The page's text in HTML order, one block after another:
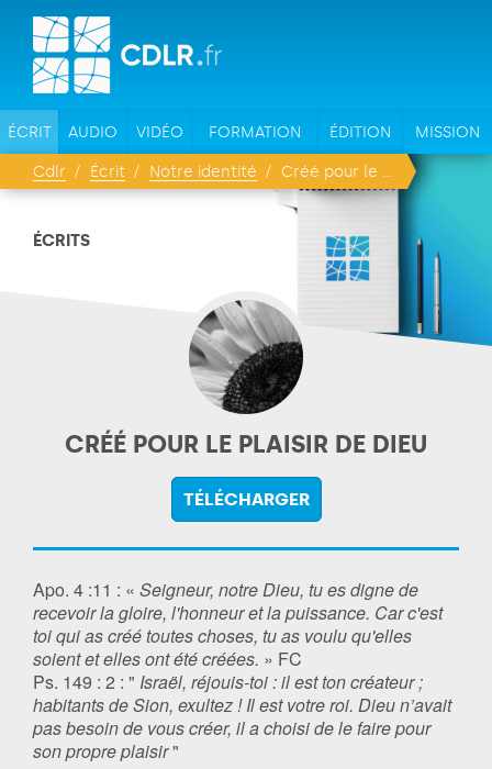
ÉCRIT AUDIO VIDÉO FORMATION ÉDITION MISSION
Cdlr Écrit Notre identité Créé pour le plaisir de Dieu
ÉCRITS
CRÉÉ POUR LE PLAISIR DE DIEU
TÉLÉCHARGER
Apo. 4 :11 : « Seigneur, notre Dieu, tu es digne de
recevoir la gloire, l'honneur et la puissance. Car c'est
toi qui as créé toutes choses, tu as voulu qu'elles
soient et elles ont été créées. » FC
Ps. 149 : 2 : " Israël, réjouis-toi : il est ton créateur ;
habitants de Sion, exultez ! Il est votre roi. Dieu n’avait
pas besoin de vous créer, il a choisi de le faire pour
son propre plaisir"